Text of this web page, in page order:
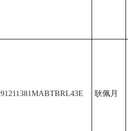
91211381MABTBRL43E 耿佩月